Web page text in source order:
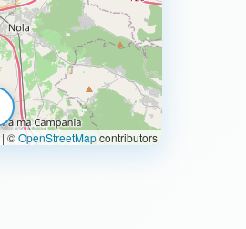
|©OpenStreetMapcontributors